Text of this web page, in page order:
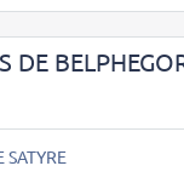
DE
SATYRE